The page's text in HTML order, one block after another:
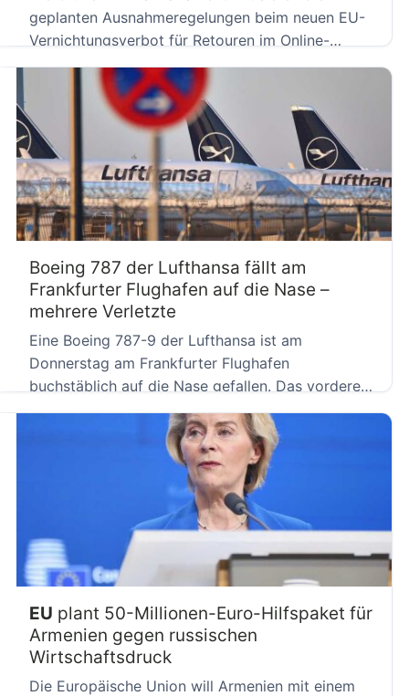
geplanten Ausnahmeregelungen beim neuen EU-
Vernichtungsverbot für Retouren im Online-
Handel. Das Verbot sei […]
Boeing 787 der Lufthansa fällt am
Frankfurter Flughafen auf die Nase –
mehrere Verletzte
Eine Boeing 787-9 der Lufthansa ist am
Donnerstag am Frankfurter Flughafen
buchstäblich auf die Nase gefallen. Das vordere
[…]
EU plant 50-Millionen-Euro-Hilfspaket für
Armenien gegen russischen
Wirtschaftsdruck
Die Europäische Union will Armenien mit einem